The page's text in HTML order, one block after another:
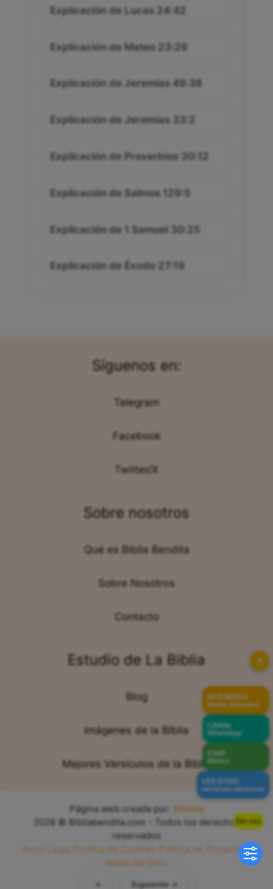
← Siguiente →
Sin voz
Explicación de Lucas 24:42
Explicación de Mateo 23:26
Explicación de Jeremías 49:38
Explicación de Jeremías 33:2
Explicación de Proverbios 30:12
Explicación de Salmos 129:5
Explicación de 1 Samuel 30:25
Explicación de Éxodo 27:19
Síguenos en:
Telegram
Facebook
Twitter/X
Sobre nosotros
Qué es Biblia Bendita
Sobre Nosotros
Contacto
Estudio de La Biblia
Blog
Imágenes de la Biblia
Mejores Versículos de la Biblia
Página web creada por:
Sitiova
2026 © Bibliabendita.com - Todos los derechos
reservados
Aviso Legal
Política de Cookies
Política de Privacidad
Mapa del Sitio
✕
APÓYANOS
Hazte miembro
CANAL
WhatsApp
CHAT
Bíblico
VER OTRO
versículo aleatorio